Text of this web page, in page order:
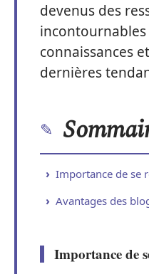
devenus des
connaissances
dernières
Importance de se
Avantages des
Importance de